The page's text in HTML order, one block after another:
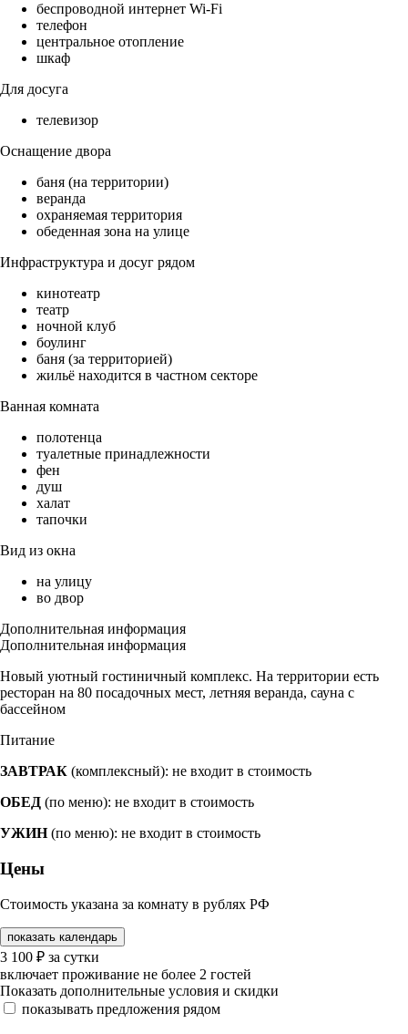
беспроводной интернет Wi-Fi
телефон
центральное отопление
шкаф
Для досуга
телевизор
Оснащение двора
баня (на территории)
веранда
охраняемая территория
обеденная зона на улице
Инфраструктура и досуг рядом
кинотеатр
театр
ночной клуб
боулинг
баня (за территорией)
жильё находится в частном секторе
Ванная комната
полотенца
туалетные принадлежности
фен
душ
халат
тапочки
Вид из окна
на улицу
во двор
Дополнительная информация
Дополнительная информация
Новый уютный гостиничный комплекс. На территории есть
ресторан на 80 посадочных мест, летняя веранда, сауна с
бассейном
Питание
ЗАВТРАК (комплексный): не входит в стоимость
ОБЕД (по меню): не входит в стоимость
УЖИН(по меню): не входит в стоимость
Цены
Стоимость указана за комнату в рублях РФ
показать календарь
3 100 ₽ за сутки
включает проживание не более 2 гостей
Показать дополнительные условия и скидки
показывать предложения рядом